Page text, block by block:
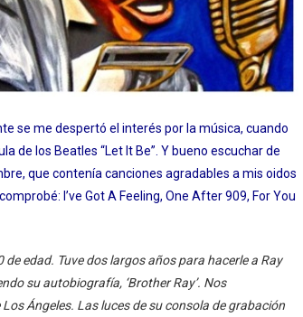
se me despertó el interés por la música, cuando
de los Beatles “Let It Be”. Y bueno escuchar de
que contenía canciones agradables a mis oidos
I’ve Got A Feeling, One After 909, For You
edad. Tuve dos largos años para hacerle a Ray
su autobiografía, ‘Brother Ray’. Nos
Ángeles. Las luces de su consola de grabación